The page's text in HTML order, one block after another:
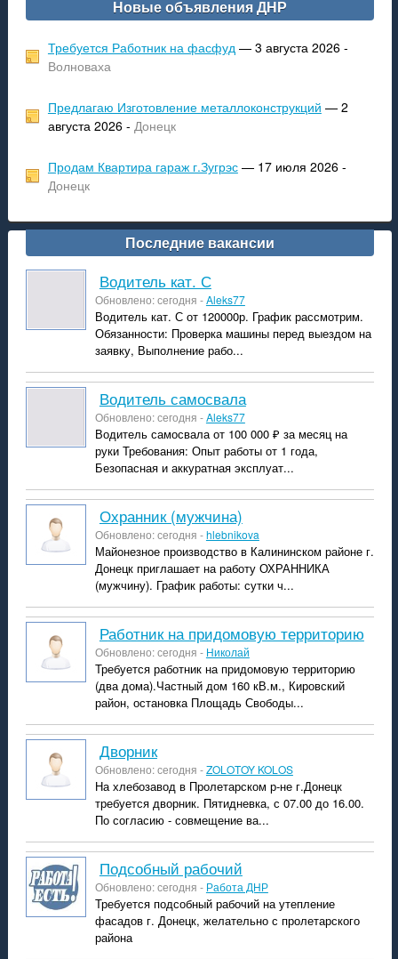
Новые объявления ДНР
Требуется Работник на фасфуд— 3 августа 2026 -
Волноваха
Предлагаю Изготовление металлоконструкций — 2
августа 2026 - Донецк
Продам Квартира гараж г.Зугрэс— 17 июля 2026 -
Донецк
Последние вакансии
Водитель кат. С
Обновлено: сегодня -Aleks77
Водитель кат. С от 120000р. График рассмотрим.
Обязанности: Проверка машины перед выездом на
заявку, Выполнение рабо...
Водитель самосвала
Обновлено: сегодня -Aleks77
Водитель самосвала от 100 000 ₽ за месяц на
руки Требования: Опыт работы от 1 года,
Безопасная и аккуратная эксплуат...
Охранник (мужчина)
Обновлено: сегодня -hlebnikova
Майонезное производство в Калининском районе г.
Донецк приглашает на работу ОХРАННИКА
(мужчину). График работы: сутки ч...
Работник на придомовую территорию
Обновлено: сегодня - Николай
Требуется работник на придомовую территорию
(два дома).Частный дом 160 кВ.м., Кировский
район, остановка Площадь Свободы...
Дворник
Обновлено: сегодня -ZOLOTOY KOLOS
На хлебозавод в Пролетарском р-не г.Донецк
требуется дворник. Пятидневка, с 07.00 до 16.00.
По согласию - совмещение ва...
подсобный рабочий
Обновлено: сегодня - Работа ДНР
Требуется подсобный рабочий на утепление
фасадов г. Донецк, желательно с пролетарского
района